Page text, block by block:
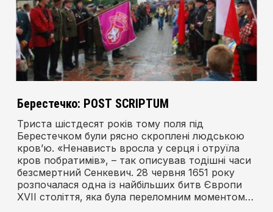
Берестечко: POST SCRIPTUM
Триста шістдесят років тому поля під
Берестечком були рясно скроплені людською
кров’ю. «Ненависть вросла у серця і отруїла
кров побратимів», – так описував тодішні часи
безсмертний Сенкевич. 28 червня 1651 року
розпочалася одна із найбільших битв Європи
XVII століття, яка була переломним моментом